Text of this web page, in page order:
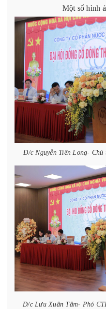
Một số hình
Đ/c Nguyễn Tiến Long-
Đ/c Lưu Xuân Tâm- Phó